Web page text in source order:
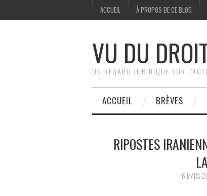
ACCUEIL À PROPOS DE CE BLOG
VU DU
UN REGARD JURIDIQUE SUR
ACCUEIL BRÈVES
RIPOSTES
16 MARS